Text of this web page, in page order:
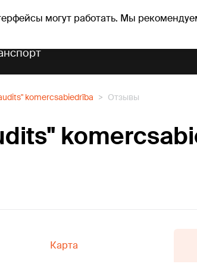
могут работать. Мы
Гороскопы
komercsabiedrība Отзывы
Карта